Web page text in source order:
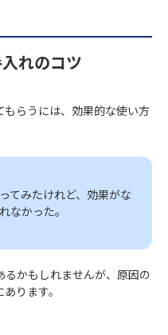
れのコツ
らうには、効果的な使い方
てみたけれど、効果がな
なかった。
かもしれませんが、原因の
ります。